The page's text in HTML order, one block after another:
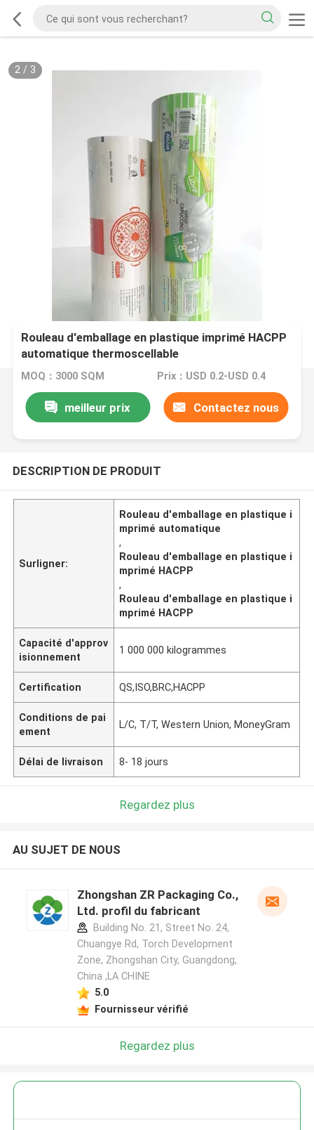
2/ 3
Rouleau d'emballage en plastique imprimé HACPP
automatique thermoscellable
MOQ：3000 SQM Prix：USD 0.2-USD 0.4
meilleur prix Contactez nous
DESCRIPTION DE PRODUIT
Surligner:
Rouleau d'emballage en plastique i
mprimé automatique
,
Rouleau d'emballage en plastique i
mprimé HACPP
,
Rouleau d'emballage en plastique i
mprimé HACPP
Capacité d'approv
isionnement
1 000 000 kilogrammes
Certification QS,ISO,BRC,HACPP
Conditions de pai
ement
L/C, T/T, Western Union, MoneyGram
Délai de livraison 8- 18 jours
Regardez plus
AU SUJET DE NOUS
Zhongshan ZR Packaging Co.,
Ltd. profil du fabricant
Building No. 21, Street No. 24,
Chuangye Rd, Torch Development
Zone, Zhongshan City, Guangdong,
China ,LA CHINE
5.0
Fournisseur vérifié
Regardez plus